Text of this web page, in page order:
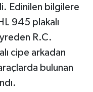
Edinilen bilgilere
945 plakalı
R.C.
cipe arkadan
bulunan